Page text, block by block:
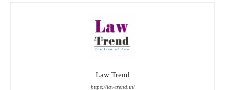
Law Trend
https://lawtrend.in/